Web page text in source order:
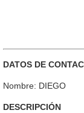
DATOS DE
Nombre: DIEGO
DESCRIPCIÓN